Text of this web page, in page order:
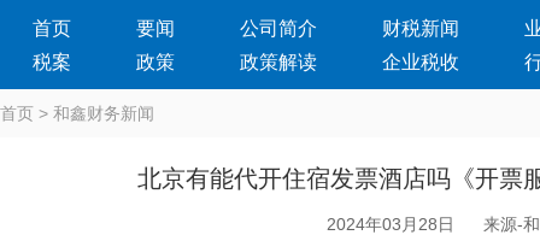
首页 要闻 公司简介 财税新闻
税案
政策 政策解读 企业税收
首页 > 和鑫财务新闻
北京有能代开住宿发票酒店吗《开票
2024年03月28日 来源-